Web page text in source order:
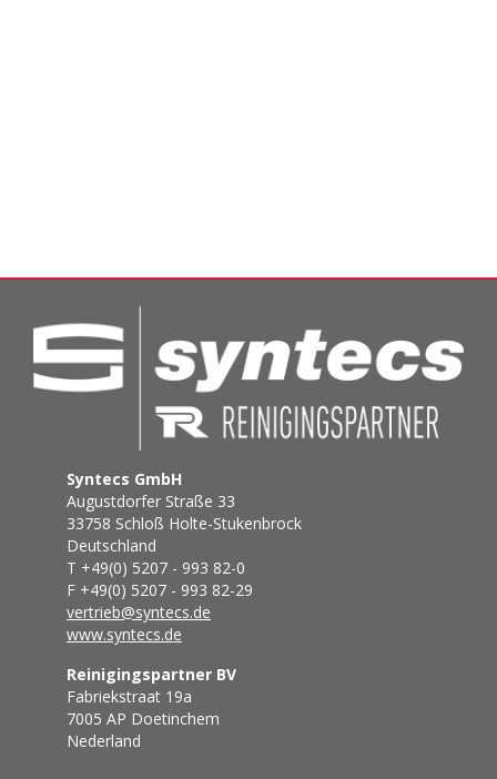
Syntecs GmbH
Augustdorfer Straße 33
33758 Schloß Holte-Stukenbrock
Deutschland
T +49(0) 5207 - 993 82-0
F +49(0) 5207 - 993 82-29
vertrieb@syntecs.de
www.syntecs.de
Reinigingspartner BV
Fabriekstraat 19a
7005 AP Doetinchem
Nederland